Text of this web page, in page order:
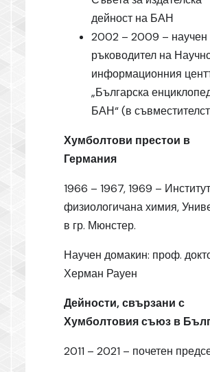
дейност на БАН
2002 – 2009 – научен
ръководител на
информационния
„Българска
БАН“ (в
Хумболтови престои в
Германия
1966 – 1967, 1969 –
физиологичана химия,
в гр. Мюнстер.
Научен домакин: проф.
Херман Рауен
Дейности, свързани с
Хумболтовия съюз в
2011 – 2021 – почетен